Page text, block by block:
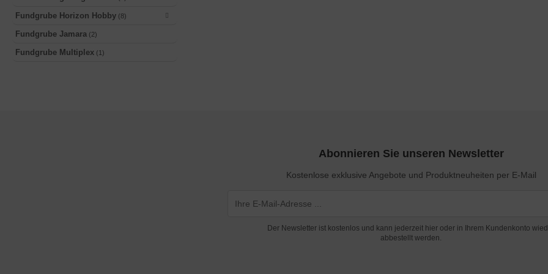
Fundgrube Horizon Hobby (8)
Fundgrube Jamara (2)
Fundgrube Multiplex (1)
Abonnieren Sie unseren Newsletter
Kostenlose exklusive Angebote und Produktneuheiten per E-Mail
Der Newsletter ist kostenlos und kann jederzeit hier oder in Ihrem Kundenkonto
abbestellt werden.